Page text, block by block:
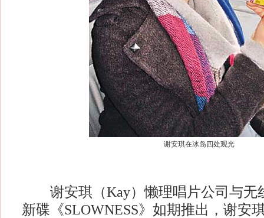
谢安琪在冰岛四处观光
谢安琪（Kay）懒理唱片公司与无
新碟《SLOWNESS》如期推出，谢安